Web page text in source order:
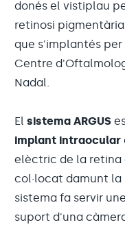
donés el vistiplau
retinosi
que s'implantés per
Centre
Nadal.
El sistema ARGUS
implant intraocular
elèctric de la retina
col·locat damunt la
sistema fa servir
suport d'una